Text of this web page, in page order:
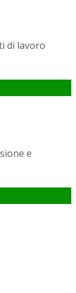
di lavoro
e